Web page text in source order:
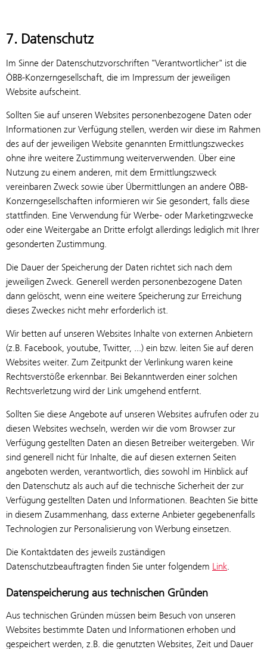
7. Datenschutz
Im Sinne der Datenschutzvorschriften "Verantwortlicher" ist die
ÖBB-Konzerngesellschaft, die im Impressum der jeweiligen
Website aufscheint.
Sollten Sie auf unseren Websites personenbezogene Daten oder
Informationen zur Verfügung stellen, werden wir diese im Rahmen
des auf der jeweiligen Website genannten Ermittlungszweckes
ohne ihre weitere Zustimmung weiterverwenden. Über eine
Nutzung zu einem anderen, mit dem Ermittlungszweck
vereinbaren Zweck sowie über Übermittlungen an andere ÖBB-
Konzerngesellschaften informieren wir Sie gesondert, falls diese
stattfinden. Eine Verwendung für Werbe- oder Marketingzwecke
oder eine Weitergabe an Dritte erfolgt allerdings lediglich mit Ihrer
gesonderten Zustimmung.
Die Dauer der Speicherung der Daten richtet sich nach dem
jeweiligen Zweck. Generell werden personenbezogene Daten
dann gelöscht, wenn eine weitere Speicherung zur Erreichung
dieses Zweckes nicht mehr erforderlich ist.
Wir betten auf unseren Websites Inhalte von externen Anbietern
(z.B. Facebook, youtube, Twitter, ...) ein bzw. leiten Sie auf deren
Websites weiter. Zum Zeitpunkt der Verlinkung waren keine
Rechtsverstöße erkennbar. Bei Bekanntwerden einer solchen
Rechtsverletzung wird der Link umgehend entfernt.
Sollten Sie diese Angebote auf unseren Websites aufrufen oder zu
diesen Websites wechseln, werden wir die vom Browser zur
Verfügung gestellten Daten an diesen Betreiber weitergeben. Wir
sind generell nicht für Inhalte, die auf diesen externen Seiten
angeboten werden, verantwortlich, dies sowohl im Hinblick auf
den Datenschutz als auch auf die technische Sicherheit der zur
Verfügung gestellten Daten und Informationen. Beachten Sie bitte
in diesem Zusammenhang, dass externe Anbieter gegebenenfalls
Technologien zur Personalisierung von Werbung einsetzen.
Die Kontaktdaten des jeweils zuständigen
Datenschutzbeauftragten finden Sie unter folgendem Link.
Datenspeicherung aus technischen Gründen
Aus technischen Gründen müssen beim Besuch von unseren
Websites bestimmte Daten und Informationen erhoben und
gespeichert werden, z.B. die genutzten Websites, Zeit und Dauer